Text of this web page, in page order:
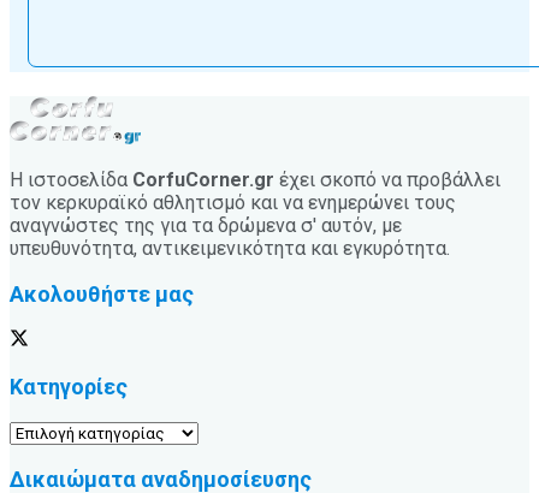
Η ιστοσελίδα CorfuCorner.gr έχει σκοπό να προβάλλει
τον κερκυραϊκό αθλητισμό και να ενημερώνει τους
αναγνώστες της για τα δρώμενα σ' αυτόν, με
υπευθυνότητα, αντικειμενικότητα και εγκυρότητα.
Ακολουθήστε μας
Κατηγορίες
Κατηγορίες
Δικαιώματα αναδημοσίευσης